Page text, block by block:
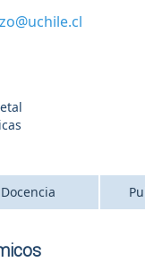
Docencia